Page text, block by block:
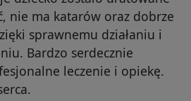
Starszy Asystent w Oddziale
w Nysie.
- Gabinet Laryngologiczny w
nie ma katarów oraz dobrze
sprawnemu działaniu i
Bardzo serdecznie
leczenie i opiekę.